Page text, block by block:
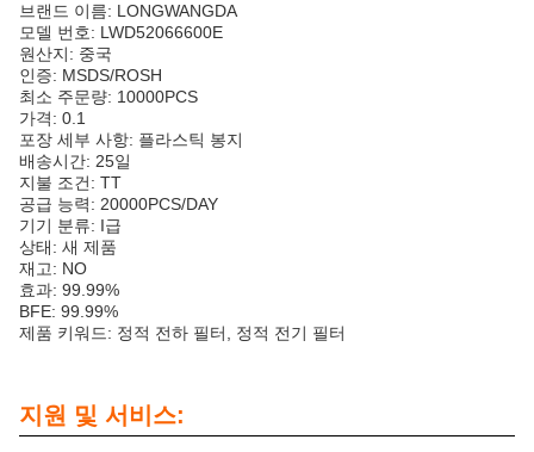
브랜드 이름: LONGWANGDA
모델 번호: LWD52066600E
원산지: 중국
인증: MSDS/ROSH
최소 주문량: 10000PCS
가격: 0.1
포장 세부 사항: 플라스틱 봉지
배송시간: 25일
지불 조건: TT
공급 능력: 20000PCS/DAY
기기 분류: I급
상태: 새 제품
재고: NO
효과: 99.99%
BFE: 99.99%
제품 키워드: 정적 전하 필터, 정적 전기 필터
지원 및 서비스: